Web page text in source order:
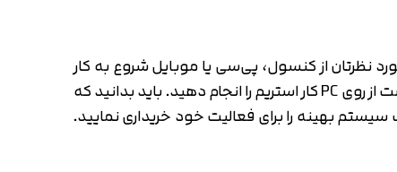
نظرتان از کنسول، پی‌سی یا موبایل شروع به کار
کنید. البته در نظر داشته باشید که هر یک از پلتفرم‌های یاد شده چالش‌های خودشان را دارند. مثلا فرض کنید که قرار است از روی PC کار استریم را انجام دهید. باید بدانید که
بهینه را برای فعالیت خود خریداری نمایید.